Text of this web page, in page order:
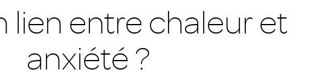
lien entre chaleur et
anxiété ?